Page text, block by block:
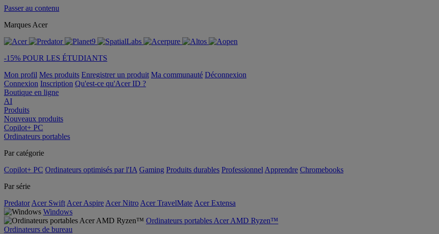
Passer au contenu
Marques Acer
-15% POUR LES ÉTUDIANTS
Mon profil Mes produits Enregistrer un produit Ma communauté Déconnexion
Connexion Inscription Qu'est-ce qu'Acer ID ?
Boutique en ligne
AI
Produits
Nouveaux produits
Copilot+ PC
Ordinateurs portables
Par catégorie
Copilot+ PC Ordinateurs optimisés par l'IA Gaming Produits durables Professionnel Apprendre Chromebooks
Par série
Predator Acer Swift Acer Aspire Acer Nitro Acer TravelMate Acer Extensa
Windows
Ordinateurs portables Acer AMD Ryzen™
Ordinateurs de bureau